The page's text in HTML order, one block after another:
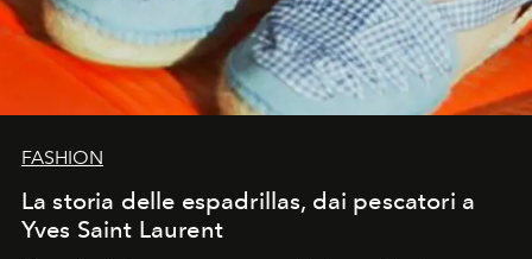
FASHION
La storia delle espadrillas, dai pescatori a
Yves Saint Laurent